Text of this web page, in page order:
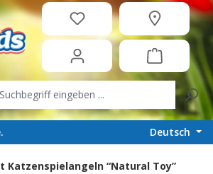
Deutsch
Katzenspielangeln “Natural Toy”